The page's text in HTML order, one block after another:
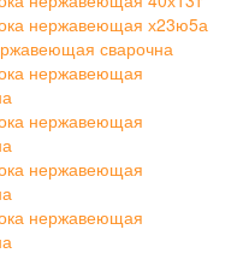
нержавеющая х23ю5а
сварочна
нержавеющая
нержавеющая
нержавеющая
нержавеющая